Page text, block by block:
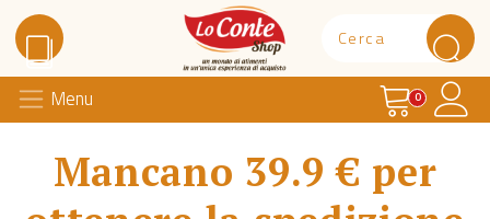
Lo Conte Shop
Menu Carrello
0
Mancano 39.9 € per